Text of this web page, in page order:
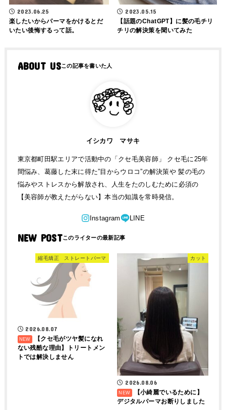
2023.06.25
楽したいからパーマをかけるとだ
いたい後悔するって話。
2023.05.15
【話題のChatGPT】に髪の毛チリ
チリの解決策を聞いてみた
ABOUT US
イシカワ マサキ
東京都町田駅エリアで活動中の「クセ毛美容師」 クセ毛に25年
間悩み、葛藤した末に得た”目からウロコ”の解決策や 髪の毛の
悩みやストレスから解放され、人生をたのしむために必須の
【美容師が教えたがらない】本当の知識を常時発信。
NEW POST
縮毛矯正 ストレートパーマ
2026.08.07
【クセ毛がツヤ髪になれ
ない残酷な理由】トリートメン
トでは解決しません
カット
2026.08.06
【小綺麗でいるために】
デジタルパーマお断りしました